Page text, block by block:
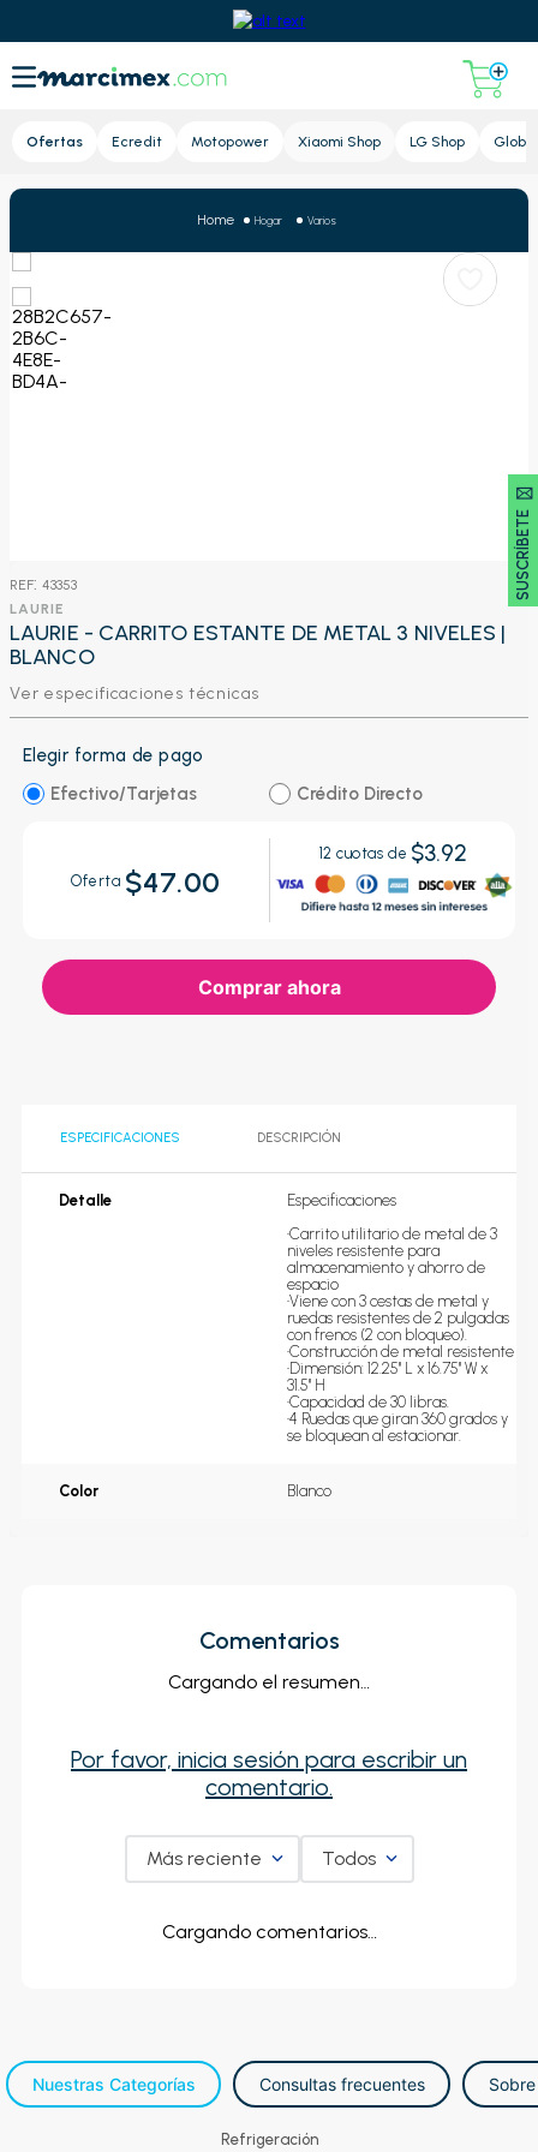
Ofertas Ecredit Motopower Xiaomi Shop LG Shop Global
SUSCRÍBETE 🖂
Hogar Varios
: 43353
LAURIE
LAURIE - CARRITO ESTANTE DE METAL 3 NIVELES |
BLANCO
Ver especificaciones técnicas
Elegir forma de pago
Efectivo/Tarjetas
Crédito Directo
Oferta $47.00
12 cuotas de $3.92
Comprar ahora
ESPECIFICACIONES DESCRIPCIÓN
Detalle
Especificaciones
•Carrito utilitario de metal de 3
niveles resistente para
almacenamiento y ahorro de
espacio
•Viene con 3 cestas de metal y
ruedas resistentes de 2 pulgadas
con frenos (2 con bloqueo).
•Construcción de metal resistente
•Dimensión: 12.25'' L x 16.75'' W x
31.5'' H
•Capacidad de 30 libras.
•4 Ruedas que giran 360 grados y
se bloquean al estacionar.
Color Blanco
Comentarios
Cargando el resumen…
Por favor, inicia sesión para escribir un
comentario.
Más reciente Todos
Cargando comentarios…
Nuestras Categorías Consultas frecuentes
Refrigeración